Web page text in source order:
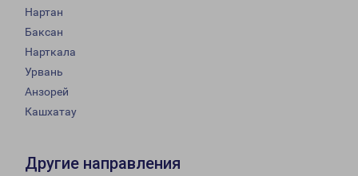
Нартан
Баксан
Нарткала
Урвань
Анзорей
Кашхатау
Другие направления